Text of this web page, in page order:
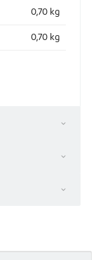
0,70 kg
0,70kg